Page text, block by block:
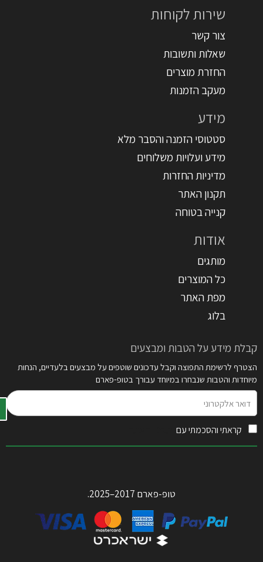
שירות לקוחות
צור קשר
שאלות ותשובות
החזרת מוצרים
מעקב הזמנות
מידע
סטטוסי הזמנה והסבר מלא
מידע ועלויות משלוחים
מדיניות החזרות
תקנון האתר
קנייה בטוחה
אודות
מותגים
כל המוצרים
מפת האתר
בלוג
קבלת מידע על הטבות ומבצעים
הצטרף לרשימת התפוצה וקבל עדכונים שוטפים על מבצעים בלעדיים, הנחות
מיוחדות והטבות שנבחרו במיוחד עבורך בטופ-פארם
אלקטרוני
קראתי והסכמתי עם
טופ-פארם 2017–2025.